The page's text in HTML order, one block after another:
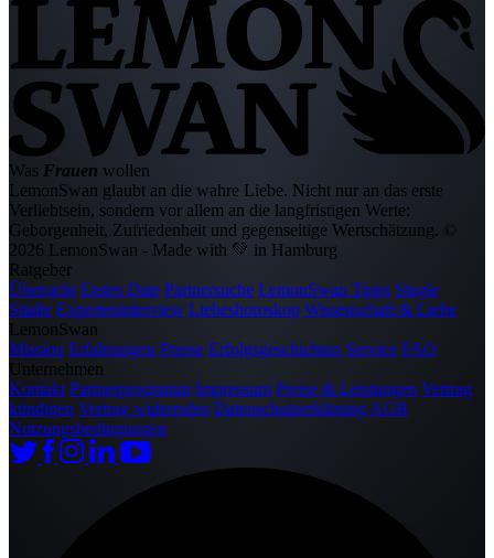
Was Frauen wollen
LemonSwan glaubt an die wahre Liebe. Nicht nur an das erste
Verliebtsein, sondern vor allem an die langfristigen Werte:
Geborgenheit, Zufriedenheit und gegenseitige Wertschätzung. ©
2026 LemonSwan - Made with 💚 in Hamburg
Ratgeber
Übersicht Erstes Date Partnersuche LemonSwan Tipps Single
Städte Experteninterview Liebeshoroskop Wissenschaft & Liebe
LemonSwan
Mission Erfahrungen Presse Erfolgsgeschichten Service FAQ
Unternehmen
Kontakt Partnerprogramm Impressum Preise & Leistungen Vertrag
kündigen Vertrag widerrufen Datenschutzerklärung AGB
Nutzungsbedingungen